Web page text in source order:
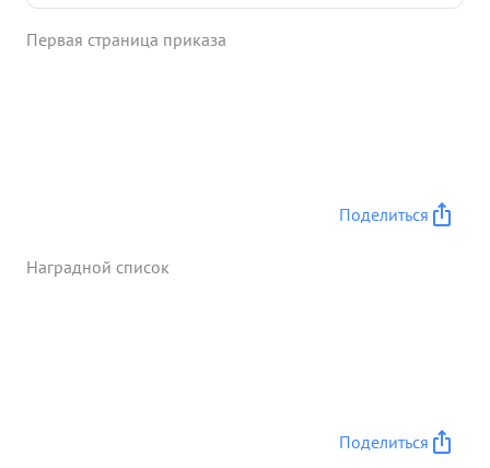
же выполнение ими задач Командования УР. ...»
Первая страница приказа
Поделиться
Наградной список
Поделиться